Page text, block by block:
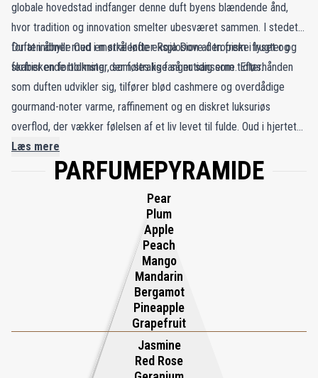
globale hovedstad indfanger denne duft byens blændende ånd,
hvor tradition og innovation smelter ubesværet sammen. I stedet
for at indhylle Oud i mørke løfter Roja Dove den frem i lyset og
skaber en fortolkning, der føles lige så nutidig som tidløs.
Duften åbner med en strålende eksplosion af tropiske frugter og
forfriskende blomster, som straks fanger sanserne. Efterhånden
som duften udvikler sig, tilfører blød cashmere og overdådige
gourmand-noter varme, raffinement og en diskret luksuriøs
overflod, der vækker følelsen af et liv levet til fulde. Oud i hjertet
forbliver uforvekslelig rig, ædel og vedvarende men her er den
transformeret og løftet til en duft, der udstråler prestige, elegance
Læs mere
PARFUMEPYRAMIDE
Pear
Plum
Apple
Peach
Mango
Mandarin
Bergamot
Pineapple
Grapefruit
Jasmine
Red Rose